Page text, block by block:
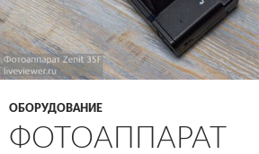
ОБОРУДОВАНИЕ
ФОТОАППАРАТ